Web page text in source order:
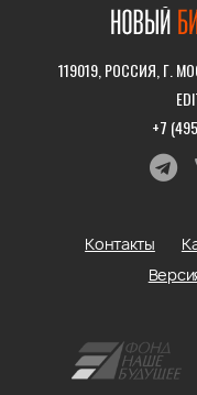
119019, РОССИЯ, Г.
+7
Контакты